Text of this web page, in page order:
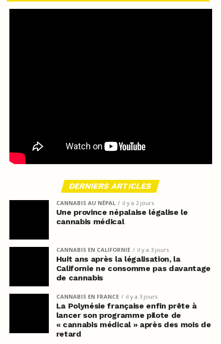
DERNIERS ARTICLES
CANNABIS AU NÉPAL il y a 2 jours
Une province népalaise légalise le
cannabis médical
CANNABIS EN CALIFORNIE il y a 3 jours
Huit ans après la légalisation, la
Californie ne consomme pas davantage
de cannabis
CANNABIS EN FRANCE il y a 3 jours
La Polynésie française enfin prête à
lancer son programme pilote de
« cannabis médical » après des mois de
retard